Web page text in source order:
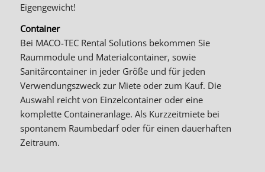
Eigengewicht!
Container
Bei MACO-TEC Rental Solutions bekommen Sie
Raummodule und Materialcontainer, sowie
Sanitärcontainer in jeder Größe und für jeden
Verwendungszweck zur Miete oder zum Kauf. Die
Auswahl reicht von Einzelcontainer oder eine
komplette Containeranlage. Als Kurzzeitmiete bei
spontanem Raumbedarf oder für einen dauerhaften
Zeitraum.